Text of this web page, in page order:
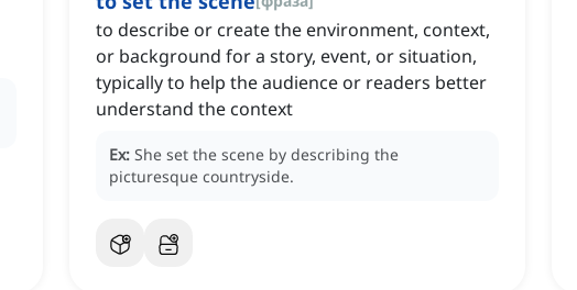
to describe or create the environment, context,
or background for a story, event, or situation,
typically to help the audience or readers better
understand the context
Ex: She set the scene by describing the
picturesque countryside.